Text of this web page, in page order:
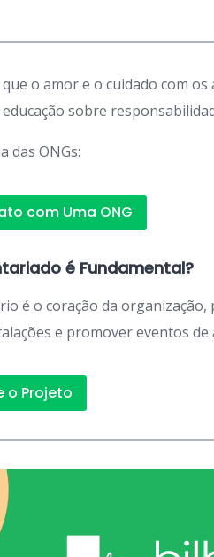
o amor e o cuidado com
sobre
das ONGs:
com Uma ONG
é Fundamental?
é o coração da organização,
e promover eventos de
o Projeto